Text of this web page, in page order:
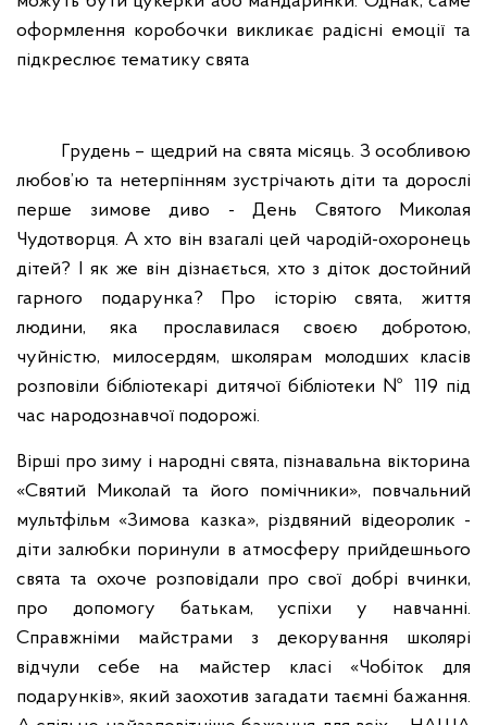
оформлення коробочки викликає радісні емоції та
підкреслює тематику свята
Грудень – щедрий на свята місяць. З особливою
любов’ю та нетерпінням зустрічають діти та дорослі
перше зимове диво - День Святого Миколая
Чудотворця. А хто він взагалі цей чародій-охоронець
дітей? І як же він дізнається, хто з діток достойний
гарного подарунка? Про історію свята, життя
людини, яка прославилася своєю добротою,
чуйністю, милосердям, школярам молодших класів
розповіли бібліотекарі дитячої бібліотеки № 119 під
час народознавчої подорожі.
Вірші про зиму і народні свята, пізнавальна вікторина
«Святий Миколай та його помічники», повчальний
мультфільм «Зимова казка», різдвяний відеоролик -
діти залюбки поринули в атмосферу прийдешнього
свята та охоче розповідали про свої добрі вчинки,
про допомогу батькам, успіхи у навчанні.
Справжніми майстрами з декорування школярі
відчули себе на майстер класі «Чобіток для
подарунків», який заохотив загадати таємні бажання.